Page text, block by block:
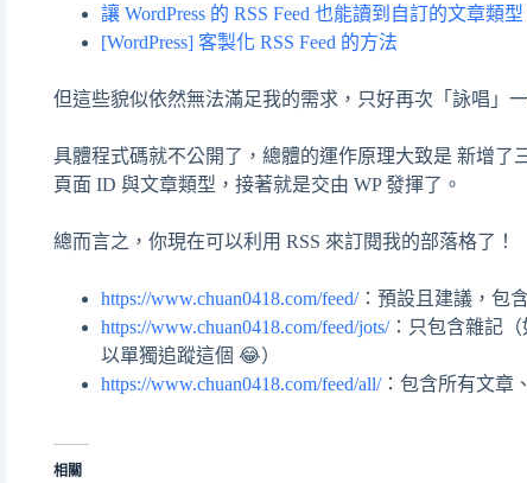
讓 WordPress 的 RSS Feed 也能讀到自訂的文章類型
[WordPress] 客製化 RSS Feed 的方法
但這些貌似依然無法滿足我的需求，只好再次「詠唱」
具體程式碼就不公開了，總體的運作原理大致是 新增了
頁面 ID 與文章類型，接著就是交由 WP 發揮了。
總而言之，你現在可以利用 RSS 來訂閱我的部落格了！
https://www.chuan0418.com/feed/：預設且建議，包
https://www.chuan0418.com/feed/jots/：只包含雜記
以單獨追蹤這個 😂）
https://www.chuan0418.com/feed/all/：包含所有文章
相關